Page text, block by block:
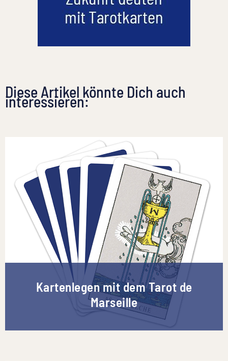
Diese Artikel könnte Dich auch
interessieren:
Kartenlegen mit dem Tarot de
Marseille